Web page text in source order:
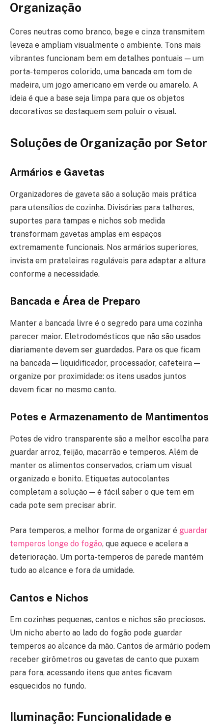
Organização
Cores neutras como branco, bege e cinza transmitem
leveza e ampliam visualmente o ambiente. Tons mais
vibrantes funcionam bem em detalhes pontuais — um
porta-temperos colorido, uma bancada em tom de
madeira, um jogo americano em verde ou amarelo. A
ideia é que a base seja limpa para que os objetos
decorativos se destaquem sem poluir o visual.
Soluções de Organização por Setor
Armários e Gavetas
Organizadores de gaveta são a solução mais prática
para utensílios de cozinha. Divisórias para talheres,
suportes para tampas e nichos sob medida
transformam gavetas amplas em espaços
extremamente funcionais. Nos armários superiores,
invista em prateleiras reguláveis para adaptar a altura
conforme a necessidade.
Bancada e Área de Preparo
Manter a bancada livre é o segredo para uma cozinha
parecer maior. Eletrodomésticos que não são usados
diariamente devem ser guardados. Para os que ficam
na bancada — liquidificador, processador, cafeteira —
organize por proximidade: os itens usados juntos
devem ficar no mesmo canto.
Potes e Armazenamento de Mantimentos
Potes de vidro transparente são a melhor escolha para
guardar arroz, feijão, macarrão e temperos. Além de
manter os alimentos conservados, criam um visual
organizado e bonito. Etiquetas autocolantes
completam a solução — é fácil saber o que tem em
cada pote sem precisar abrir.
Para temperos, a melhor forma de organizar é guardar
temperos longe do fogão, que aquece e acelera a
deterioração. Um porta-temperos de parede mantém
tudo ao alcance e fora da umidade.
Cantos e Nichos
Em cozinhas pequenas, cantos e nichos são preciosos.
Um nicho aberto ao lado do fogão pode guardar
temperos ao alcance da mão. Cantos de armário podem
receber girômetros ou gavetas de canto que puxam
para fora, acessando itens que antes ficavam
esquecidos no fundo.
Iluminação: Funcionalidade e